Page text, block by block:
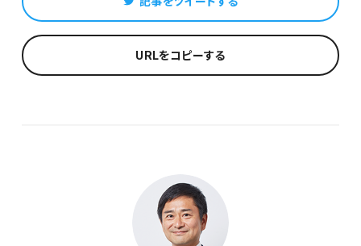
URLをコピーする